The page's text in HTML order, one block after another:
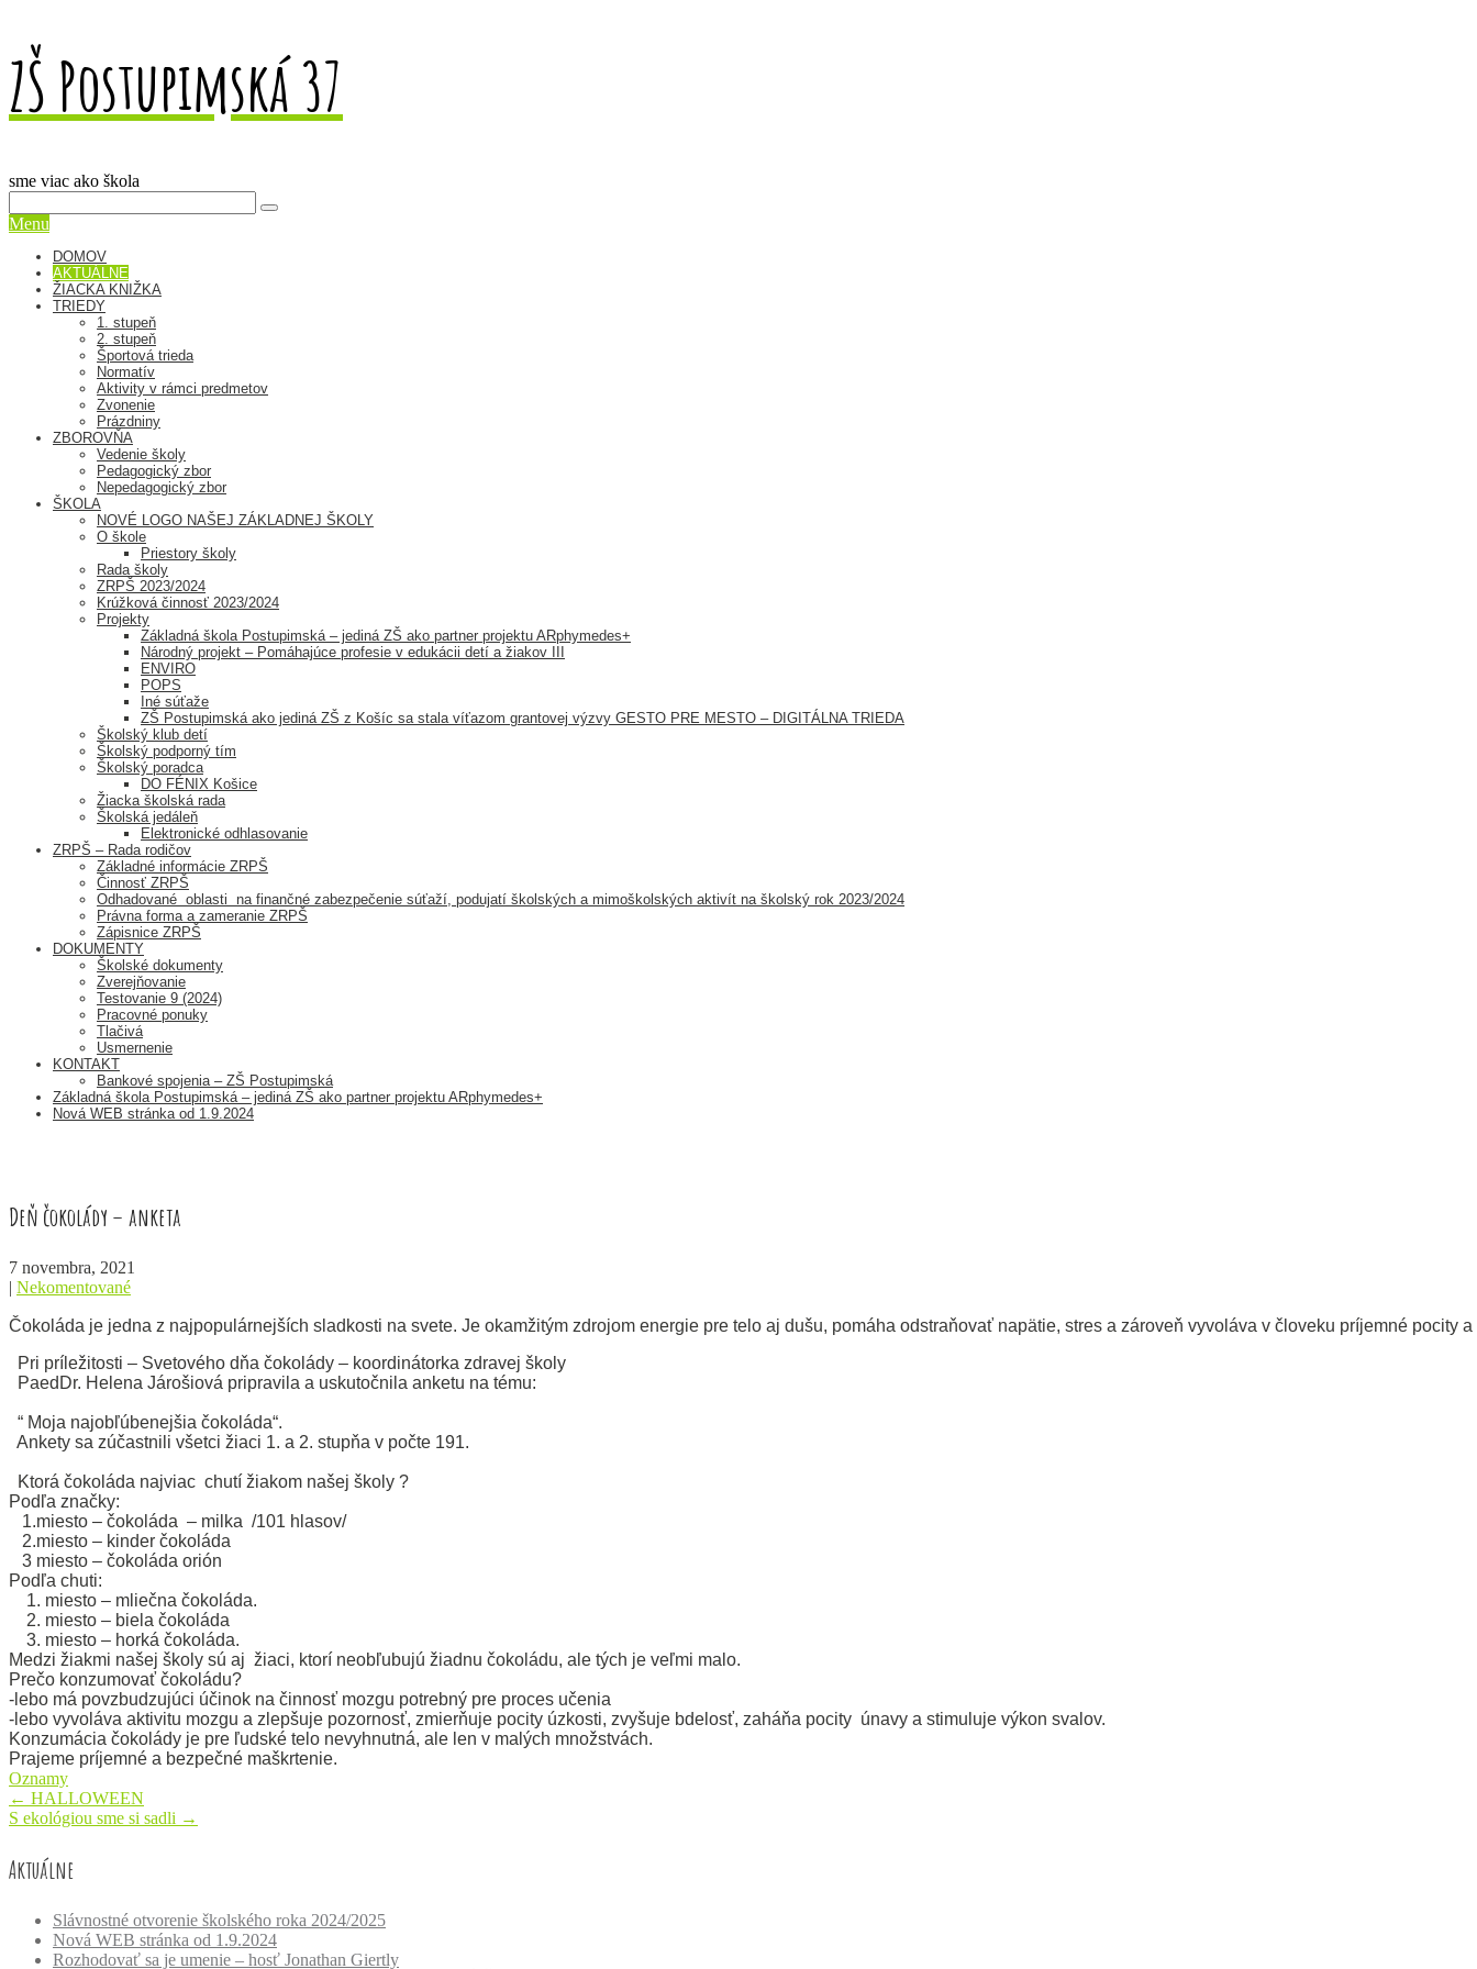
ZŠ Postupimská 37
sme viac ako škola
Menu
DOMOV
AKTUÁLNE
ŽIACKA KNIŽKA
TRIEDY
1. stupeň
2. stupeň
Športová trieda
Normatív
Aktivity v rámci predmetov
Zvonenie
Prázdniny
ZBOROVŇA
Vedenie školy
Pedagogický zbor
Nepedagogický zbor
ŠKOLA
NOVÉ LOGO NAŠEJ ZÁKLADNEJ ŠKOLY
O škole
Priestory školy
Rada školy
ZRPŠ 2023/2024
Krúžková činnosť 2023/2024
Projekty
Základná škola Postupimská – jediná ZŠ ako partner projektu ARphymedes+
Národný projekt – Pomáhajúce profesie v edukácii detí a žiakov III
ENVIRO
POPS
Iné súťaže
ZŠ Postupimská ako jediná ZŠ z Košíc sa stala víťazom grantovej výzvy GESTO PRE MESTO – DIGITÁLNA TRIEDA
Školský klub detí
Školský podporný tím
Školský poradca
DO FÉNIX Košice
Žiacka školská rada
Školská jedáleň
Elektronické odhlasovanie
ZRPŠ – Rada rodičov
Základné informácie ZRPŠ
Činnosť ZRPŠ
Odhadované oblasti na finančné zabezpečenie súťaží, podujatí školských a mimoškolských aktivít na školský rok 2023/2024
Právna forma a zameranie ZRPŠ
Zápisnice ZRPŠ
DOKUMENTY
Školské dokumenty
Zverejňovanie
Testovanie 9 (2024)
Pracovné ponuky
Tlačivá
Usmernenie
KONTAKT
Bankové spojenia – ZŠ Postupimská
Základná škola Postupimská – jediná ZŠ ako partner projektu ARphymedes+
Nová WEB stránka od 1.9.2024
Deň čokolády – anketa
7 novembra, 2021
| Nekomentované
Čokoláda je jedna z najpopulárnejších sladkosti na svete. Je okamžitým zdrojom energie pre telo aj dušu, pomáha odstraňovať napätie, stres a zároveň vyvoláva v človeku príjemné pocity a
Pri príležitosti – Svetového dňa čokolády – koordinátorka zdravej školy
PaedDr. Helena Járošiová pripravila a uskutočnila anketu na tému:
“ Moja najobľúbenejšia čokoláda“.
Ankety sa zúčastnili všetci žiaci 1. a 2. stupňa v počte 191.
Ktorá čokoláda najviac chutí žiakom našej školy ?
Podľa značky:
1.miesto – čokoláda – milka /101 hlasov/
2.miesto – kinder čokoláda
3 miesto – čokoláda orión
Podľa chuti:
1. miesto – mliečna čokoláda.
2. miesto – biela čokoláda
3. miesto – horká čokoláda.
Medzi žiakmi našej školy sú aj žiaci, ktorí neobľubujú žiadnu čokoládu, ale tých je veľmi malo.
Prečo konzumovať čokoládu?
-lebo má povzbudzujúci účinok na činnosť mozgu potrebný pre proces učenia
-lebo vyvoláva aktivitu mozgu a zlepšuje pozornosť, zmierňuje pocity úzkosti, zvyšuje bdelosť, zaháňa pocity únavy a stimuluje výkon svalov.
Konzumácia čokolády je pre ľudské telo nevyhnutná, ale len v malých množstvách.
Prajeme príjemné a bezpečné maškrtenie.
Oznamy
Post
navigation
← HALLOWEEN
S ekológiou sme si sadli →
Aktuálne
Slávnostné otvorenie školského roka 2024/2025
Nová WEB stránka od 1.9.2024
Rozhodovať sa je umenie – hosť Jonathan Giertly